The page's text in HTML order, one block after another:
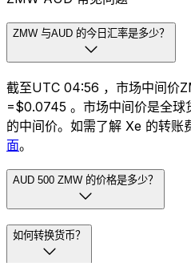
ZMW 与AUD 的今日汇率是多少？
截至UTC 04:56 ，市场中间价
=$0.0745 。市场中间价是全球
的中间价。如需了解 Xe 的转账
面。
AUD 500 ZMW 的价格是多少？
如何转换货币？